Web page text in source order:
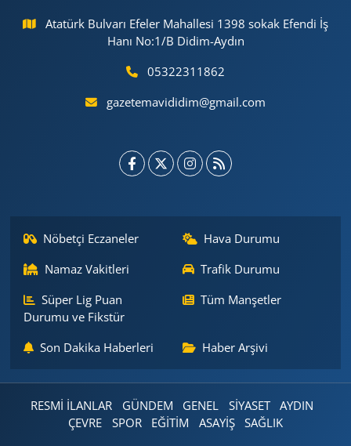
Atatürk Bulvarı Efeler Mahallesi 1398 sokak Efendi İş
Hanı No:1/B Didim-Aydın
05322311862
gazetemavididim@gmail.com
Nöbetçi Eczaneler
Hava Durumu
Namaz Vakitleri
Trafik Durumu
Süper Lig Puan
Durumu ve Fikstür
Tüm Manşetler
Son Dakika Haberleri Haber Arşivi
RESMİ İLANLAR GÜNDEM GENEL SİYASET
AYDIN
ÇEVRE
SPOR EĞİTİM ASAYİŞ
SAĞLIK